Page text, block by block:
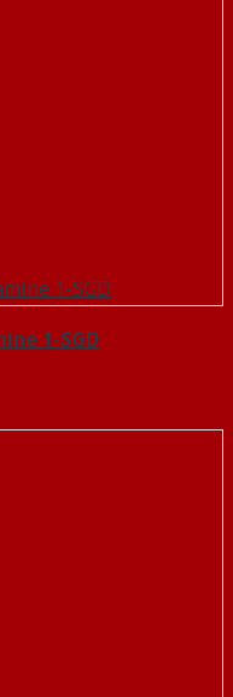
1-SGD